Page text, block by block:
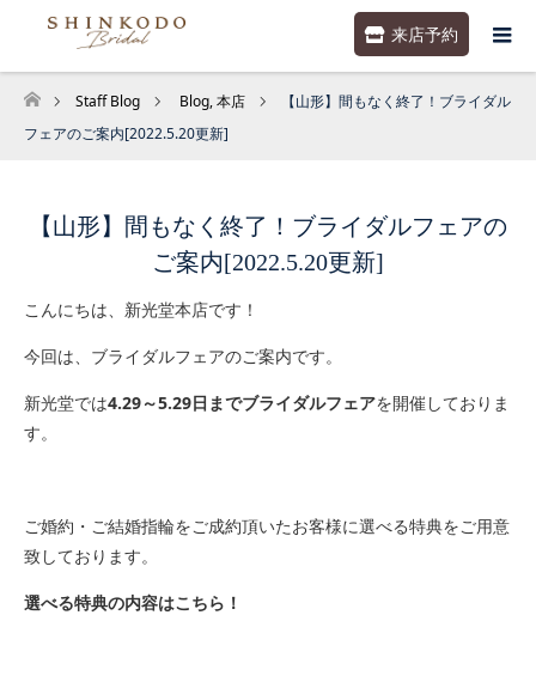
来店予約
ホーム
Staff Blog Blog,本店
【山形】間もなく終了！ブライダル
フェアのご案内[2022.5.20更新]
【山形】間もなく終了！ブライダルフェアの
ご案内[2022.5.20更新]
こんにちは、新光堂本店です！
今回は、ブライダルフェアのご案内です。
新光堂では4.29～5.29日までブライダルフェアを開催しておりま
す。
ご婚約・ご結婚指輪をご成約頂いたお客様に選べる特典をご用意
致しております。
選べる特典の内容はこちら！